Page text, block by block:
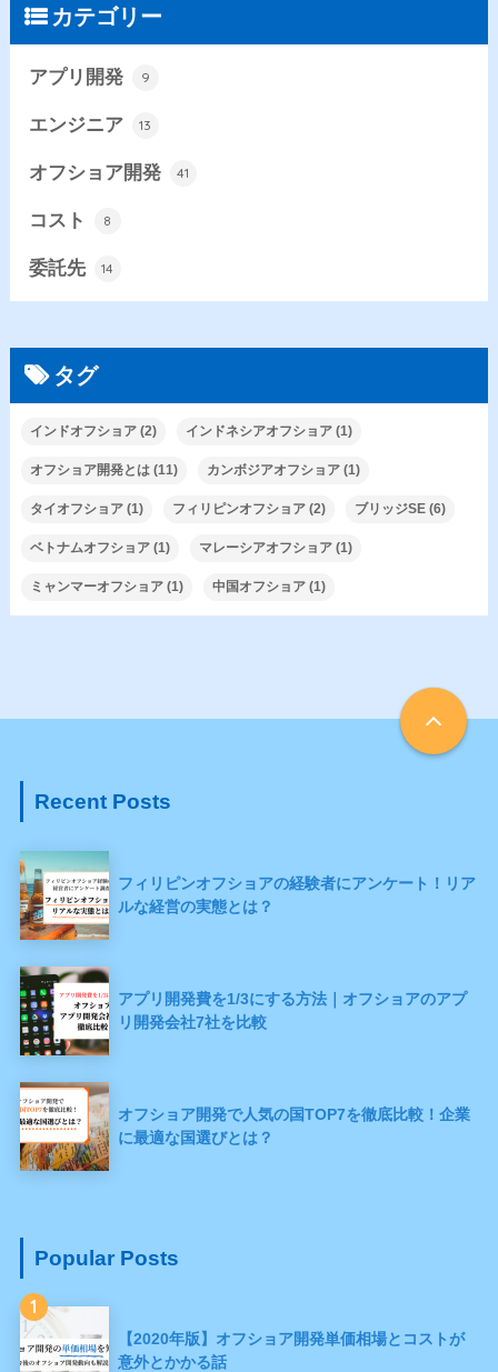
カテゴリー
アプリ開発 9
エンジニア 13
オフショア開発 41
コスト 8
委託先 14
タグ
インドオフショア(2) インドネシアオフショア(1)
オフショア開発とは(11) カンボジアオフショア(1)
タイオフショア(1) フィリピンオフショア(2) ブリッジSE(6)
ベトナムオフショア(1) マレーシアオフショア(1)
ミャンマーオフショア(1) 中国オフショア(1)
Recent Posts
フィリピンオフショアの経験者にアンケート！リア
ルな経営の実態とは？
アプリ開発費を1/3にする方法｜オフショアのアプ
リ開発会社7社を比較
オフショア開発で人気の国TOP7を徹底比較！企業
に最適な国選びとは？
Popular Posts
1
【2020年版】オフショア開発単価相場とコストが
意外とかかる話